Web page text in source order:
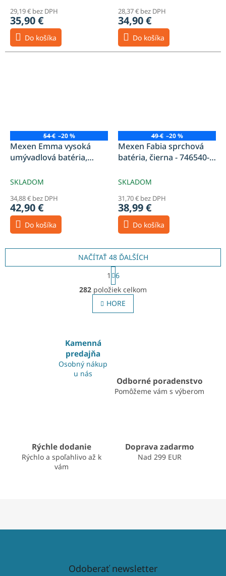
29,19 € bez DPH
35,90 €
Do košíka
28,37 € bez DPH
34,90 €
Do košíka
54 € –20 %
Mexen Emma vysoká
umývadlová batéria,
SKLADOM
34,88 € bez DPH
42,90 €
Do košíka
49 € –20 %
Mexen Fabia sprchová
batéria, čierna - 746540-
SKLADOM
31,70 € bez DPH
38,99 €
Do košíka
O
v
l
á
v
NAČÍTAŤ 48 ĎALŠÍCH
S
t
r
á
n
k
1
6
282 položiek celkom
HORE
Kamenná
predajňa
Osobný nákup
u nás
Odborné poradenstvo
Pomôžeme vám s výberom
Rýchle dodanie
Rýchlo a spoľahlivo až k
vám
Doprava zadarmo
Nad 299 EUR
Odoberať newsletter